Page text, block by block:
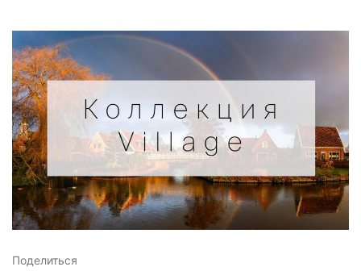
Поделиться